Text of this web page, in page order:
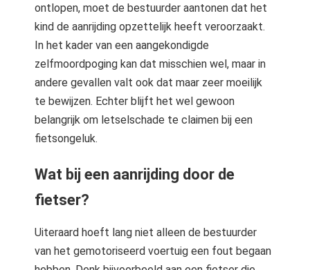
ontlopen, moet de bestuurder aantonen dat het
kind de aanrijding opzettelijk heeft veroorzaakt.
In het kader van een aangekondigde
zelfmoordpoging kan dat misschien wel, maar in
andere gevallen valt ook dat maar zeer moeilijk
te bewijzen. Echter blijft het wel gewoon
belangrijk om letselschade te claimen bij een
fietsongeluk.
Wat bij een aanrijding door de
fietser?
Uiteraard hoeft lang niet alleen de bestuurder
van het gemotoriseerd voertuig een fout begaan